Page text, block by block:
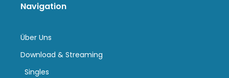
Navigation
Über Uns
Download & Streaming
Singles